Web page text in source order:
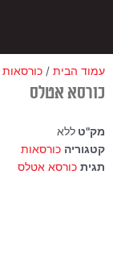
עמוד הבית / כורסאות
כורסא אטלס
מק"ט ללא
קטגוריה כורסאות
תגית כורסא אטלס